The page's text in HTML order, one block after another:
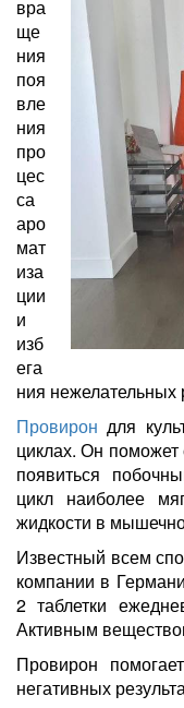
вра
ще
ния
поя
вле
ния
про
цес
са
аро
мат
иза
ции
и
изб
ега
ния нежелательных
Провирон для
циклах. Он поможет
появиться
цикл наиболее
жидкости в
Известный всем
компании в
2 таблетки
Активным
Провирон
негативных